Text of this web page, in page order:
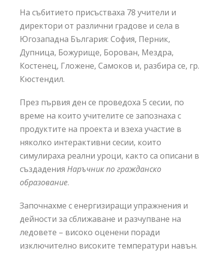
На събитието присъстваха 78 учители и
директори от различни градове и села в
Югозападна България: София, Перник,
Дупница, Божурище, Борован, Мездра,
Костенец, Гложене, Самоков и, разбира се, гр.
Кюстендил.
През първия ден се проведоха 5 сесии, по
време на които учителите се запознаха с
продуктите на проекта и взеха участие в
няколко интерактивни сесии, които
симулираха реални уроци, както са описани в
създадения Наръчник по гражданско
образование.
Започнахме с енергизиращи упражнения и
дейности за сближаване и разчупване на
ледовете – високо оценени поради
изключително високите температури навън.